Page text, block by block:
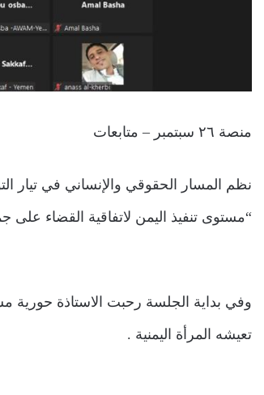
منصة ٢٦ سبتمبر – متابعات
“مستوى تنفيذ اليمن لاتفاقية القضاء على
وفي بداية الجلسة رحبت الاستاذة حورية
تعيشه المرأة اليمنية .